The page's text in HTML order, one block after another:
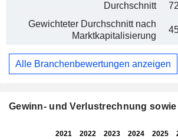
Durchschnitt
Gewichteter Durchschnitt nach
Marktkapitalisierung
Alle Branchenbewertungen anzeigen
Gewinn- und Verlustrechnung sowie